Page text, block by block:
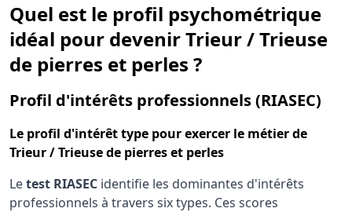
Quel est le profil psychométrique
idéal pour devenir Trieur / Trieuse
de pierres et perles ?
Profil d'intérêts professionnels (RIASEC)
Le profil d'intérêt type pour exercer le métier de
Trieur / Trieuse de pierres et perles
Letest RIASEC identifie les dominantes d'intérêts
professionnels à travers six types. Ces scores